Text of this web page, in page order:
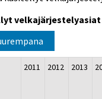
velkajärjestelyasiat
2011 2012 2013